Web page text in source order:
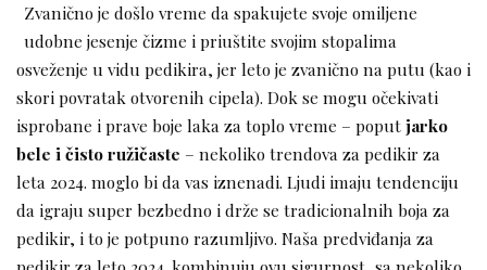
Zvanično je došlo vreme da spakujete svoje omiljene
udobne jesenje čizme i priuštite svojim stopalima
osveženje u vidu pedikira, jer leto je zvanično na putu (kao i
skori povratak otvorenih cipela). Dok se mogu očekivati
isprobane i prave boje laka za toplo vreme – poputjarko
bele i čisto ružičaste – nekoliko trendova za pedikir za
leta 2024. moglo bi da vas iznenadi. Ljudi imaju tendenciju
da igraju super bezbedno i drže se tradicionalnih boja za
pedikir, i to je potpuno razumljivo. Naša predviđanja za